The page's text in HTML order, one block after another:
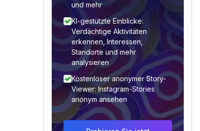
und mehr
KI-gestützte Einblicke:
Verdächtige Aktivitäten
erkennen, Interessen,
Standorte und mehr
analysieren
Kostenloser anonymer Story-
Viewer: Instagram-Stories
anonym ansehen